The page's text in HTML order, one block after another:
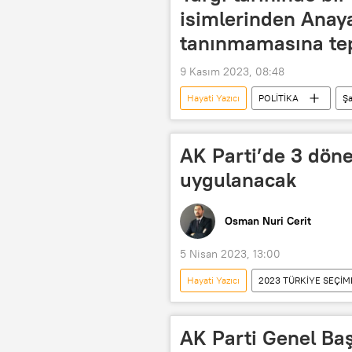
isimlerinden
tanınmamasına
9 Kasım 2023, 08:48
Hayati Yazıcı POLİTİKA
Yargı
Yargı reformu
AK Parti’de 3
uygulanacak
Osman Nuri Cerit
5 Nisan 2023, 13:00
Hayati Yazıcı 2023 TÜRKİYE
Binali Yıldırım
Mustafa
AK Parti Genel